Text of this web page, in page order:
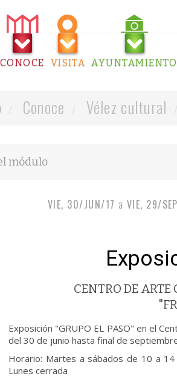
CONOCE VISITA AYUNTAMIENTO
Conoce Vélez cultural
VIE, 30/JUN/17 a VIE, 29/
CENTRO DE
Exposición "GRUPO EL PASO" en el
del 30 de junio hasta final de
Horario: Martes a sábados de 10 a
Lunes cerrada